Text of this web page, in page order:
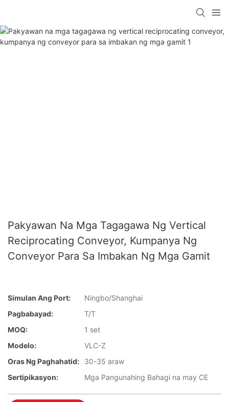
Pakyawan Na Mga Tagagawa Ng Vertical
Reciprocating Conveyor, Kumpanya Ng
Conveyor Para Sa Imbakan Ng Mga Gamit
Simulan Ang Port:
Ningbo/Shanghai
Pagbabayad:
T/T
MOQ:
1 set
Modelo:
VLC-Z
Oras Ng Paghahatid:
30-35 araw
Sertipikasyon:
Mga Pangunahing Bahagi na may CE